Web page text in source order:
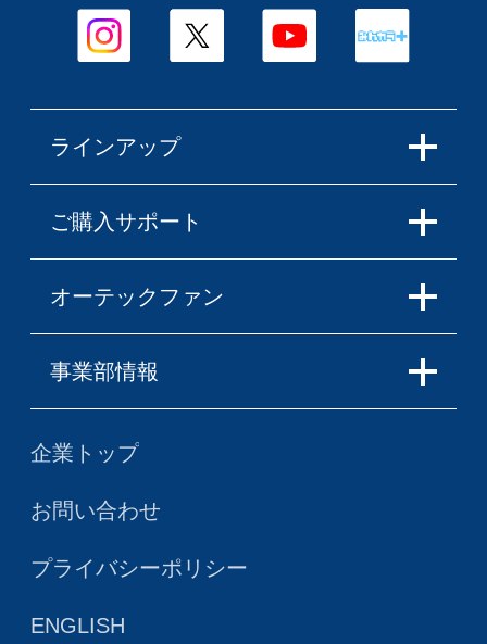
ラインアップ
ご購入サポート
オーテックファン
事業部情報
企業トップ
お問い合わせ
プライバシーポリシー
ENGLISH